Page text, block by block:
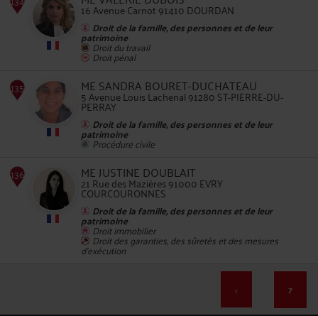
16 Avenue Carnot 91410 DOURDAN
Droit de la famille, des personnes et de leur
patrimoine
Droit du travail
Droit pénal
ME SANDRA BOURET-DUCHATEAU
5 Avenue Louis Lachenal 91280 ST-PIERRE-DU-
PERRAY
Droit de la famille, des personnes et de leur
patrimoine
Procédure civile
ME JUSTINE DOUBLAIT
21 Rue des Mazières 91000 EVRY
COURCOURONNES
Droit de la famille, des personnes et de leur
patrimoine
Droit immobilier
Droit des garanties, des sûretés et des mesures
d'exécution
< 7